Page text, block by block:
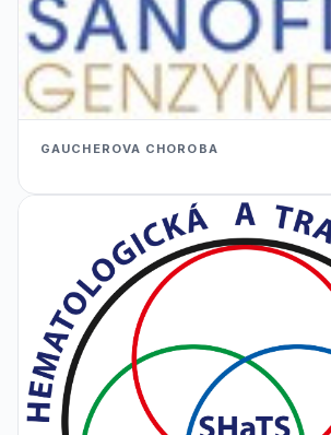
GAUCHEROVA CHOROBA